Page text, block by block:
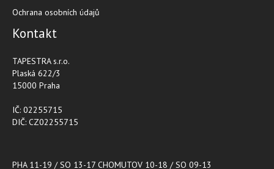
Ochrana osobních údajů
Kontakt
TAPESTRA s.r.o.
Plaská 622/3
15000 Praha
IČ: 02255715
DIČ: CZ02255715
PHA 11-19 / SO 13-17 CHOMUTOV 10-18 / SO 09-13